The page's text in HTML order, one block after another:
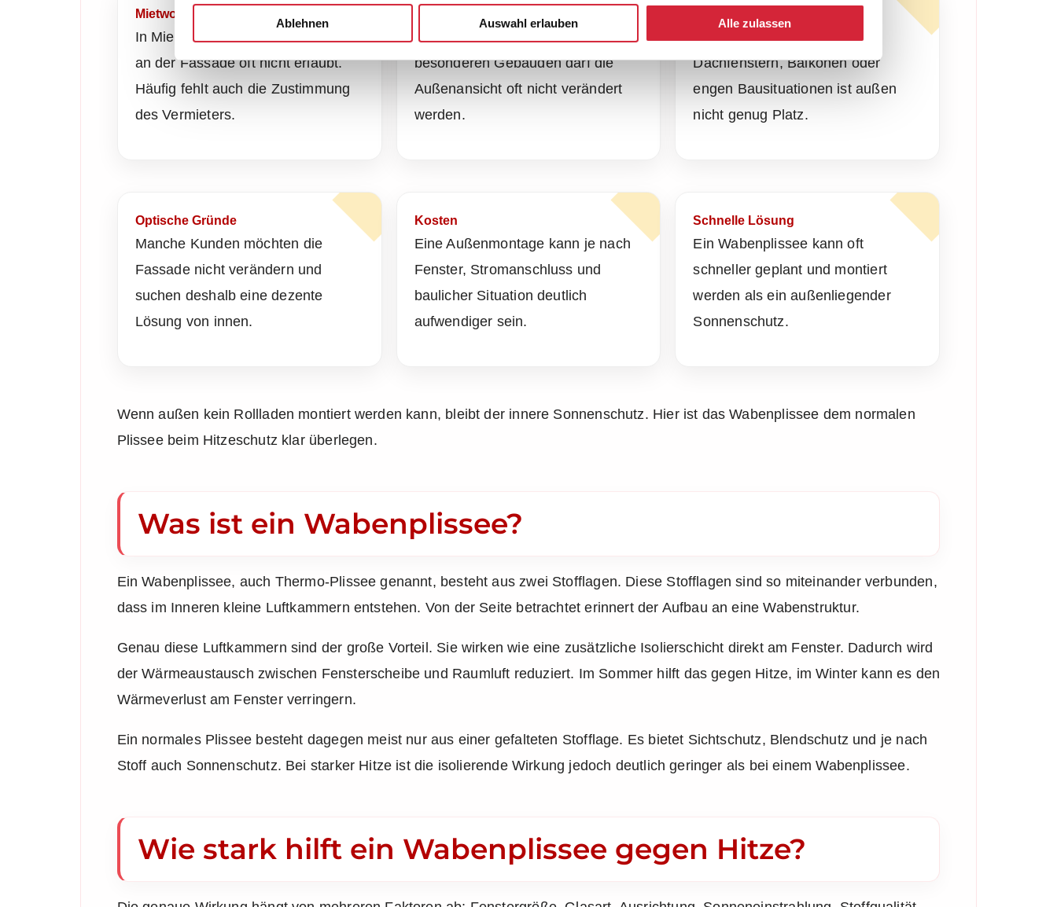
Ablehnen Auswahl erlauben Alle zulassen
Mietwohnung
In Mietwohnungen sind Bohrungen
an der Fassade oft nicht erlaubt.
Häufig fehlt auch die Zustimmung
des Vermieters.
Bei geschützten Fassaden oder
besonderen Gebäuden darf die
Außenansicht oft nicht verändert
werden.
Bei bestimmten Fensterarten,
Dachfenstern, Balkonen oder
engen Bausituationen ist außen
nicht genug Platz.
Optische Gründe
Manche Kunden möchten die
Fassade nicht verändern und
suchen deshalb eine dezente
Lösung von innen.
Kosten
Eine Außenmontage kann je nach
Fenster, Stromanschluss und
baulicher Situation deutlich
aufwendiger sein.
Schnelle Lösung
Ein Wabenplissee kann oft
schneller geplant und montiert
werden als ein außenliegender
Sonnenschutz.
Wenn außen kein Rollladen montiert werden kann, bleibt der innere Sonnenschutz. Hier ist das Wabenplissee dem normalen
Plissee beim Hitzeschutz klar überlegen.
Was ist ein Wabenplissee?
Ein Wabenplissee, auch Thermo-Plissee genannt, besteht aus zwei Stofflagen. Diese Stofflagen sind so miteinander verbunden,
dass im Inneren kleine Luftkammern entstehen. Von der Seite betrachtet erinnert der Aufbau an eine Wabenstruktur.
Genau diese Luftkammern sind der große Vorteil. Sie wirken wie eine zusätzliche Isolierschicht direkt am Fenster. Dadurch wird
der Wärmeaustausch zwischen Fensterscheibe und Raumluft reduziert. Im Sommer hilft das gegen Hitze, im Winter kann es den
Wärmeverlust am Fenster verringern.
Ein normales Plissee besteht dagegen meist nur aus einer gefalteten Stofflage. Es bietet Sichtschutz, Blendschutz und je nach
Stoff auch Sonnenschutz. Bei starker Hitze ist die isolierende Wirkung jedoch deutlich geringer als bei einem Wabenplissee.
Wie stark hilft ein Wabenplissee gegen Hitze?